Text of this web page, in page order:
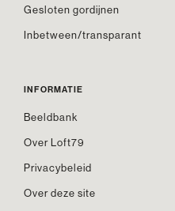
Gesloten gordijnen
Inbetween/transparant
INFORMATIE
Beeldbank
Over Loft79
Privacybeleid
Over deze site